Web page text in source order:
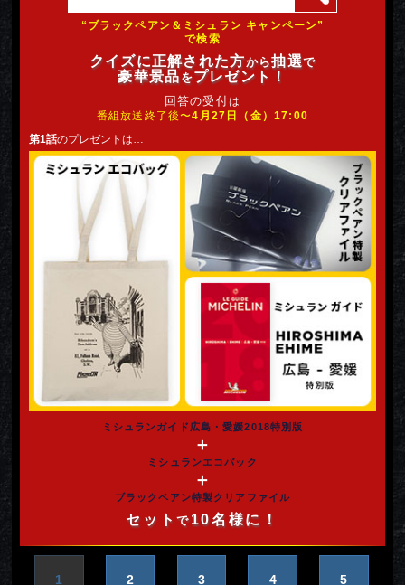
“ブラックペアン＆ミシュラン キャンペーン”
で検索
クイズに正解された方から抽選で
豪華景品をプレゼント！
回答の受付は
番組放送終了後〜4月27日（金）17:00
第1話のプレゼントは…
ミシュランガイド 広島・愛媛2018特別版
＋
ミシュランエコバック
＋
ブラックペアン特製クリアファイル
セットで 10名様に！
1 2 3 4 5